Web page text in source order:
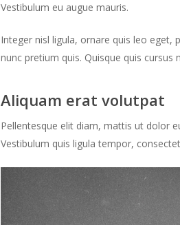
Vestibulum eu augue mauris.
Integer nisl ligula, ornare quis leo
nunc pretium quis. Quisque quis cursus
Aliquam erat volutpat
Pellentesque elit diam, mattis ut dolor
Vestibulum quis ligula tempor,